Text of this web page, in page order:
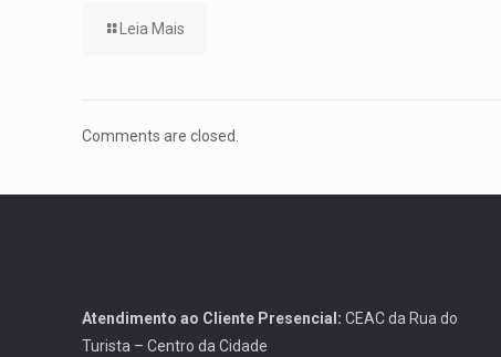
Leia Mais
Comments are closed.
Atendimento ao Cliente Presencial: CEAC da Rua do
Turista – Centro da Cidade